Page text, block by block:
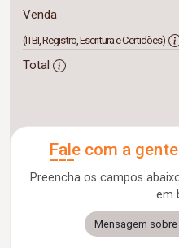
Venda
(ITBI, Registro, Escritura e Certidões)
Total
Fale com a
Preencha os campos
em
Mensagem